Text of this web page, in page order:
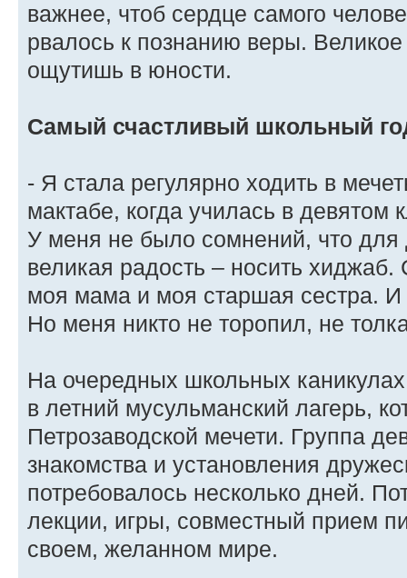
важнее, чтоб сердце самого
рвалось к познанию веры.
ощутишь в юности.
Самый счастливый школьный
- Я стала регулярно ходить в
мактабе, когда училась в девятом
У меня не было сомнений, что для
великая радость – носить хиджаб.
моя мама и моя старшая сестра. И
Но меня никто не торопил, не
На очередных школьных
в летний мусульманский лагерь,
Петрозаводской мечети. Группа
знакомства и установления
потребовалось несколько дней.
лекции, игры, совместный прием
своем, желанном мире.